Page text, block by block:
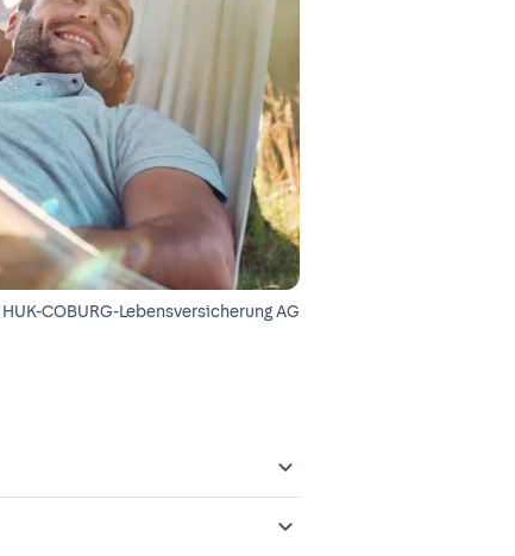
HUK-COBURG-Lebensversicherung AG